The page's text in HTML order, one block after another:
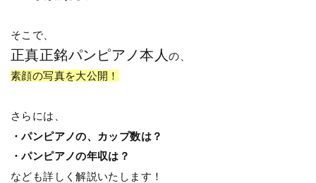
そこで、
正真正銘パンピアノ本人の、
素顔の写真を大公開！
さらには、
・パンピアノの、カップ数は？
・パンピアノの年収は？
なども詳しく解説いたします！